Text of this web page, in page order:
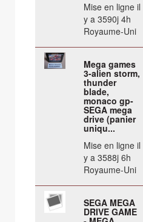
Mise en ligne il
y a 3590j 4h
Royaume-Uni
Mega games
3-alien storm,
thunder
blade,
monaco gp-
SEGA mega
drive (panier
uniqu...
Mise en ligne il
y a 3588j 6h
Royaume-Uni
SEGA MEGA
DRIVE GAME